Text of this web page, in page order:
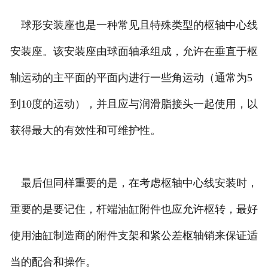
球形安装座也是一种常见且特殊类型的枢轴中心线
安装座。该安装座由球面轴承组成，允许在垂直于枢
轴运动的主平面的平面内进行一些角运动（通常为5
到10度的运动），并且应与润滑脂接头一起使用，以
获得最大的有效性和可维护性。
最后但同样重要的是，在考虑枢轴中心线安装时，
重要的是要记住，杆端油缸附件也应允许枢转，最好
使用油缸制造商的附件支架和紧公差枢轴销来保证适
当的配合和操作。